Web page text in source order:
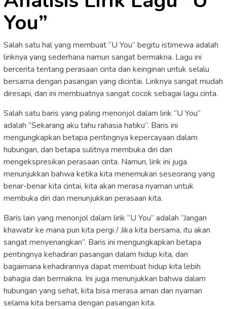
You”
Salah satu hal yang membuat “U You” begitu istimewa adalah
liriknya yang sederhana namun sangat bermakna. Lagu ini
bercerita tentang perasaan cinta dan keinginan untuk selalu
bersama dengan pasangan yang dicintai. Liriknya sangat mudah
diresapi, dan ini membuatnya sangat cocok sebagai lagu cinta.
Salah satu baris yang paling menonjol dalam lirik “U You”
adalah “Sekarang aku tahu rahasia hatiku”. Baris ini
mengungkapkan betapa pentingnya kepercayaan dalam
hubungan, dan betapa sulitnya membuka diri dan
mengekspresikan perasaan cinta. Namun, lirik ini juga
menunjukkan bahwa ketika kita menemukan seseorang yang
benar-benar kita cintai, kita akan merasa nyaman untuk
membuka diri dan menunjukkan perasaan kita.
Baris lain yang menonjol dalam lirik “U You” adalah “Jangan
khawatir ke mana pun kita pergi / Jika kita bersama, itu akan
sangat menyenangkan”. Baris ini mengungkapkan betapa
pentingnya kehadiran pasangan dalam hidup kita, dan
bagaimana kehadirannya dapat membuat hidup kita lebih
bahagia dan bermakna. Ini juga menunjukkan bahwa dalam
hubungan yang sehat, kita bisa merasa aman dan nyaman
selama kita bersama dengan pasangan kita.